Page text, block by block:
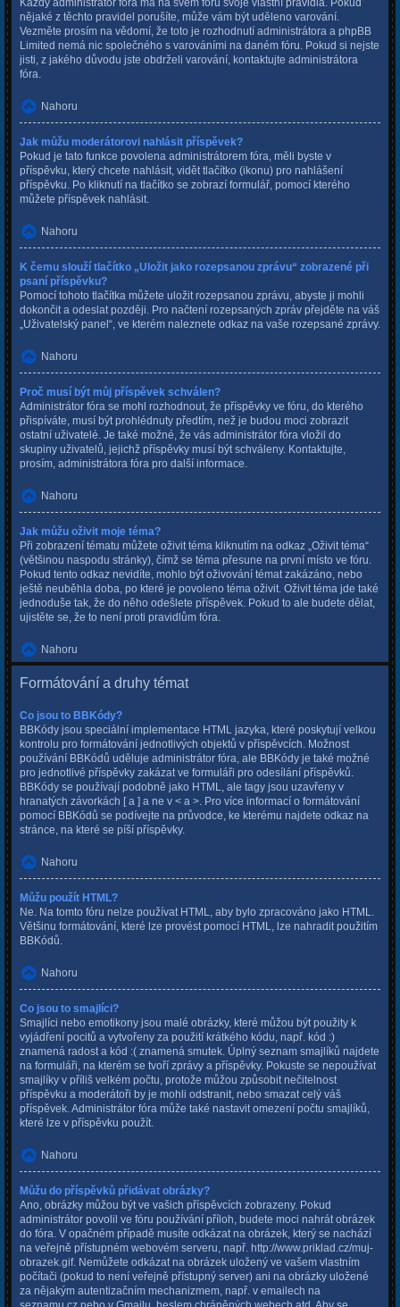
nějaké z těchto pravidel porušíte, může vám být uděleno varování.
Vezměte prosím na vědomí, že toto je rozhodnutí administrátora a phpBB
Limited nemá nic společného s varováními na daném fóru. Pokud si nejste
jisti, z jakého důvodu jste obdrželi varování, kontaktujte administrátora
fóra.
Nahoru
Jak můžu moderátorovi nahlásit příspěvek?
Pokud je tato funkce povolena administrátorem fóra, měli byste v
příspěvku, který chcete nahlásit, vidět tlačítko (ikonu) pro nahlášení
příspěvku. Po kliknutí na tlačítko se zobrazí formulář, pomocí kterého
můžete příspěvek nahlásit.
Nahoru
K čemu slouží tlačítko „Uložit jako rozepsanou zprávu“ zobrazené při
psaní příspěvku?
Pomocí tohoto tlačítka můžete uložit rozepsanou zprávu, abyste ji mohli
dokončit a odeslat později. Pro načtení rozepsaných zpráv přejděte na váš
„Uživatelský panel“, ve kterém naleznete odkaz na vaše rozepsané zprávy.
Nahoru
Proč musí být můj příspěvek schválen?
Administrátor fóra se mohl rozhodnout, že příspěvky ve fóru, do kterého
přispíváte, musí být prohlédnuty předtím, než je budou moci zobrazit
ostatní uživatelé. Je také možné, že vás administrátor fóra vložil do
skupiny uživatelů, jejichž příspěvky musí být schváleny. Kontaktujte,
prosím, administrátora fóra pro další informace.
Nahoru
Jak můžu oživit moje téma?
Při zobrazení tématu můžete oživit téma kliknutím na odkaz „Oživit téma“
(většinou naspodu stránky), čímž se téma přesune na první místo ve fóru.
Pokud tento odkaz nevidíte, mohlo být oživování témat zakázáno, nebo
ještě neuběhla doba, po které je povoleno téma oživit. Oživit téma jde také
jednoduše tak, že do něho odešlete příspěvek. Pokud to ale budete dělat,
ujistěte se, že to není proti pravidlům fóra.
Nahoru
Formátování a druhy témat
Co jsou to BBKódy?
BBKódy jsou speciální implementace HTML jazyka, které poskytují velkou
kontrolu pro formátování jednotlivých objektů v příspěvcích. Možnost
používání BBKódů uděluje administrátor fóra, ale BBKódy je také možné
pro jednotlivé příspěvky zakázat ve formuláři pro odesílání příspěvků.
BBKódy se používají podobně jako HTML, ale tagy jsou uzavřeny v
hranatých závorkách [ a ] a ne v < a >. Pro více informací o formátování
pomocí BBKódů se podívejte na průvodce, ke kterému najdete odkaz na
stránce, na které se píší příspěvky.
Nahoru
Můžu použít HTML?
Ne. Na tomto fóru nelze používat HTML, aby bylo zpracováno jako HTML.
Většinu formátování, které lze provést pomocí HTML, lze nahradit použitím
BBKódů.
Nahoru
Co jsou to smajlíci?
Smajlíci nebo emotikony jsou malé obrázky, které můžou být použity k
vyjádření pocitů a vytvořeny za použití krátkého kódu, např. kód :)
znamená radost a kód :( znamená smutek. Úplný seznam smajlíků najdete
na formuláři, na kterém se tvoří zprávy a příspěvky. Pokuste se nepoužívat
smajlíky v příliš velkém počtu, protože můžou způsobit nečitelnost
příspěvku a moderátoři by je mohli odstranit, nebo smazat celý váš
příspěvek. Administrátor fóra může také nastavit omezení počtu smajlíků,
které lze v příspěvku použít.
Nahoru
Můžu do příspěvků přidávat obrázky?
Ano, obrázky můžou být ve vašich příspěvcích zobrazeny. Pokud
administrátor povolil ve fóru používání příloh, budete moci nahrát obrázek
do fóra. V opačném případě musíte odkázat na obrázek, který se nachází
na veřejně přístupném webovém serveru, např. http://www.priklad.cz/muj-
obrazek.gif. Nemůžete odkázat na obrázek uložený ve vašem vlastním
počítači (pokud to není veřejně přístupný server) ani na obrázky uložené
za nějakým autentizačním mechanizmem, např. v emailech na